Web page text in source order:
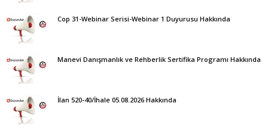
Cop 31-Webinar Serisi-Webinar 1 Duyurusu Hakkında
Manevi Danışmanlık ve Rehberlik Sertifika Programı Hakkında
İlan 520-40/İhale 05.08.2026 Hakkında